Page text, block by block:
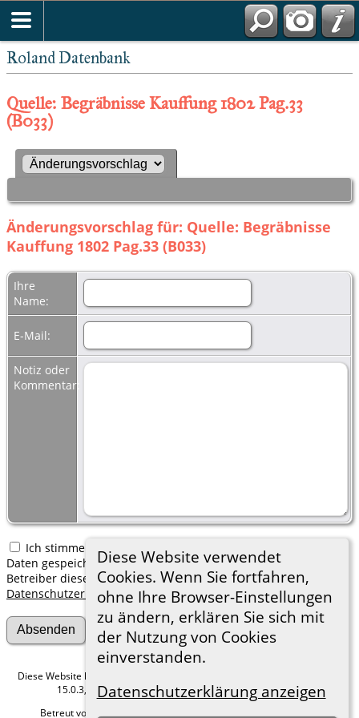
Roland Datenbank
Diese Website verwendet
Cookies. Wenn Sie fortfahren,
ohne Ihre Browser-Einstellungen
zu ändern, erklären Sie sich mit
der Nutzung von Cookies
einverstanden.
Datenschutzerklärung anzeigen
Quelle: Begräbnisse Kauffung 1802 Pag.33
(B033)
Änderungsvorschlag für: Quelle: Begräbnisse
Kauffung 1802 Pag.33 (B033)
Ihre
Name:
E-Mail:
Notiz oder
Kommentar:
Ich stimme zu, dass meine hier erfassten persönlichen
Daten gespeichert werden. Ich verstehe, dass ich jederzeit den
Betreiber dieser Website bitten kann, diese Daten zu löschen.
Datenschutzerklärung
Diese Website läuft mit
15.0.3, programmiert von Darrin Lythgoe © 2001-2026.
Betreut von